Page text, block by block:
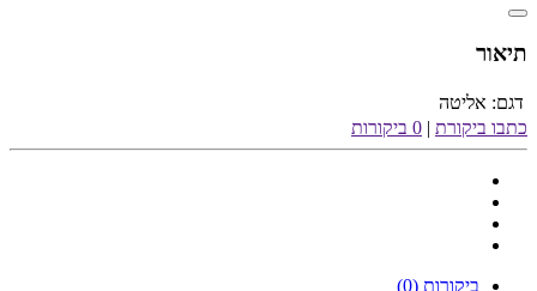
תיאור
דגם: אליטה
כתבו ביקורת | 0 ביקורות
ביקורות (0)